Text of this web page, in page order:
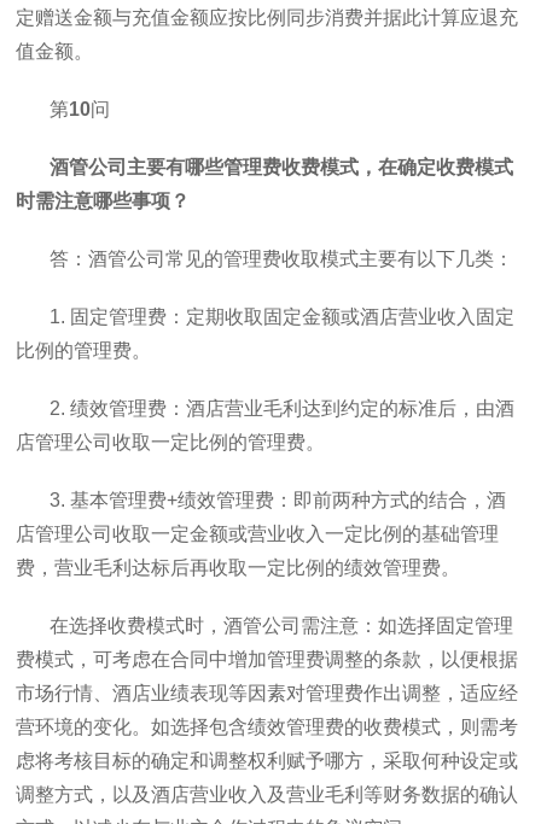
定赠送金额与充值金额应按比例同步消费并据此计算应退充
值金额。
第10问
酒管公司主要有哪些管理费收费模式，在确定收费模式
时需注意哪些事项？
答：酒管公司常见的管理费收取模式主要有以下几类：
1. 固定管理费：定期收取固定金额或酒店营业收入固定
比例的管理费。
2. 绩效管理费：酒店营业毛利达到约定的标准后，由酒
店管理公司收取一定比例的管理费。
3. 基本管理费+绩效管理费：即前两种方式的结合，酒
店管理公司收取一定金额或营业收入一定比例的基础管理
费，营业毛利达标后再收取一定比例的绩效管理费。
在选择收费模式时，酒管公司需注意：如选择固定管理
费模式，可考虑在合同中增加管理费调整的条款，以便根据
市场行情、酒店业绩表现等因素对管理费作出调整，适应经
营环境的变化。如选择包含绩效管理费的收费模式，则需考
虑将考核目标的确定和调整权利赋予哪方，采取何种设定或
调整方式，以及酒店营业收入及营业毛利等财务数据的确认